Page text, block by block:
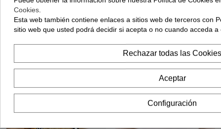
Añojo - (500 Gramos)
9,55 €
Añadir
Aprox)
5,15 €
Cookies
Esta web también contiene enlaces a sitios web de terceros con
sitio web que usted podrá decidir si acepta o no cuando acceda a
Rechazar todas las Cookies
Aceptar
Configuración